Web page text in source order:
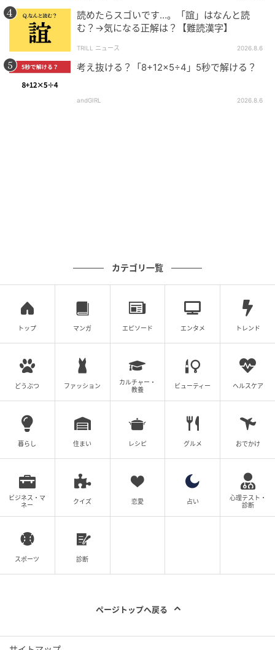
読めたらスゴいです…。「誼」はなんと読
む？→気になる正解は？【難読漢字】
TRILL ニュース 2026.8.6
考え抜ける？「8+12×5÷4」5秒で解ける？
andGIRL 2026.8.6
カテゴリ一覧
トップ マンガ エピソード エンタメ トレンド
どうぶつ ファッション
カルチャー・
教養
ビューティー ヘルスケア
暮らし 住まい レシピ グルメ おでかけ
ビジネス・マ
ネー
クイズ 恋愛 占い
心理テスト・
診断
スポーツ 診断
ページトップへ戻る